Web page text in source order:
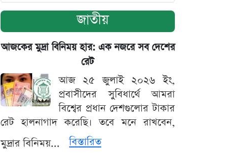
জাতীয়
আজকের মুদ্রা বিনিময় হার: এক নজরে সব দেশের
রেট
আজ ২৫ জুলাই ২০২৬ ইং,
প্রবাসীদের সুবিধার্থে আমরা
বিশ্বের প্রধান দেশগুলোর টাকার
রেট হালনাগাদ করেছি। তবে মনে রাখবেন,
মুদ্রার বিনিময়...
বিস্তারিত